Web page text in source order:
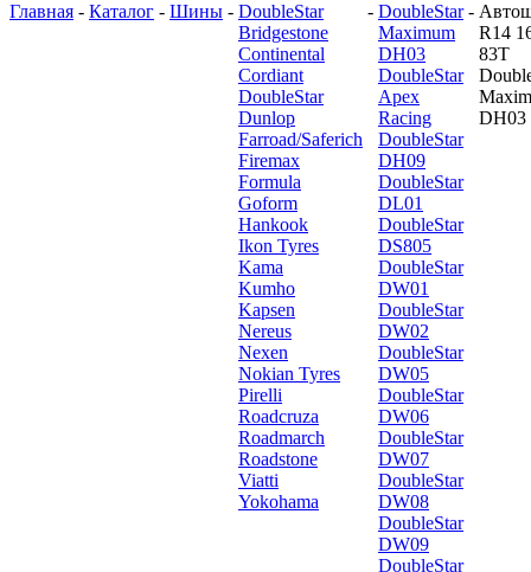
Главная - Каталог - Шины - DoubleStar
Bridgestone
Continental
Cordiant
DoubleStar
Dunlop
Farroad/Saferich
Firemax
Formula
Goform
Hankook
Ikon Tyres
Kama
Kumho
Kapsen
Nereus
Nexen
Nokian Tyres
Pirelli
Roadcruza
Roadmarch
Roadstone
Viatti
Yokohama
- DoubleStar
Maximum
DH03
DoubleStar
Apex
Racing
DoubleStar
DH09
DoubleStar
DL01
DoubleStar
DS805
DoubleStar
DW01
DoubleStar
DW02
DoubleStar
DW05
DoubleStar
DW06
DoubleStar
DW07
DoubleStar
DW08
DoubleStar
DW09
DoubleStar
-
R14
83T